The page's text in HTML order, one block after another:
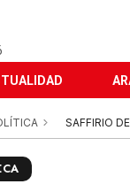
SAFFIRIO